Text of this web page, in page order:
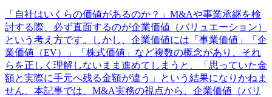
「自社はいくらの価値があるのか？」M&Aや事業承継を検
討する際、必ず直面するのが企業価値（バリュエーション）
という考え方です。しかし、企業価値には「事業価値」「企
業価値（EV）」「株式価値」など複数の概念があり、それ
らを正しく理解しないまま進めてしまうと、「思っていた金
額と実際に手元へ残る金額が違う」という結果になりかねま
せん。本記事では、M&A実務の視点から、企業価値（バリ